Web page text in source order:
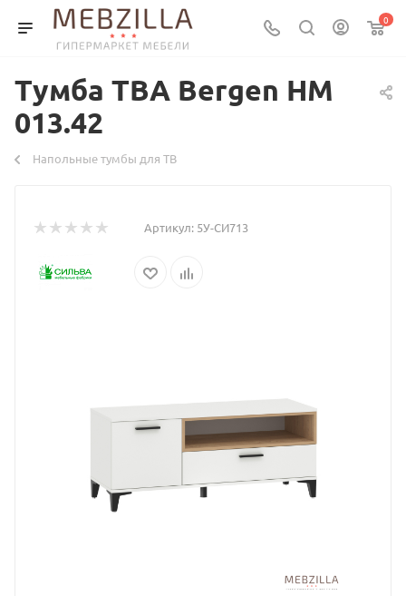
0
Тумба ТВА Bergen НМ
013.42
Напольные тумбы для ТВ
Артикул: 5У-СИ713